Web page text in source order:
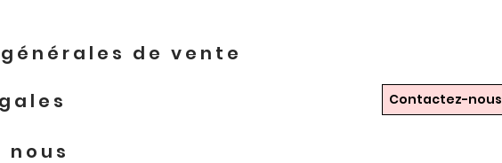
de vente
Contactez-nous
nous